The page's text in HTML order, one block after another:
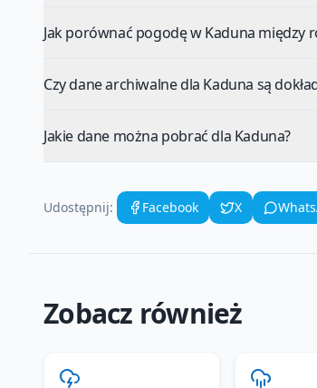
Jak porównać pogodę w Kaduna między
Czy dane archiwalne dla Kaduna są
Jakie dane można pobrać dla Kaduna?
Udostępnij: Facebook X
Zobacz również